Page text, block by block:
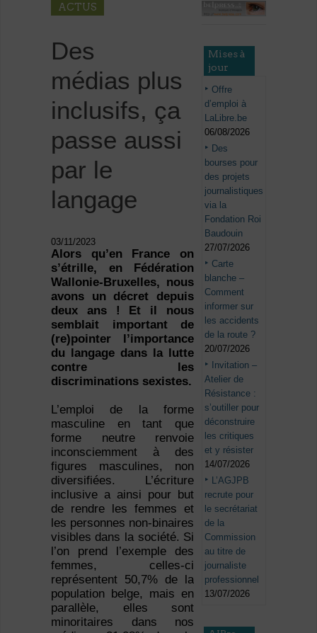
ACTUS
Des
médias plus
inclusifs, ça
passe aussi
par le
langage
03/11/2023
Alors qu’en France on
s’étrille, en Fédération
Wallonie-Bruxelles, nous
avons un décret depuis
deux ans ! Et il nous
semblait important de
(re)pointer l’importance
du langage dans la lutte
contre les
discriminations sexistes.
L’emploi de la forme
masculine en tant que
forme neutre renvoie
inconsciemment à des
figures masculines, non
diversifiées. L’écriture
inclusive a ainsi pour but
de rendre les femmes et
les personnes non-binaires
visibles dans la société. Si
l’on prend l’exemple des
femmes, celles-ci
représentent 50,7% de la
population belge, mais en
parallèle, elles sont
minoritaires dans nos
Mises à
jour
Offre
d’emploi à
LaLibre.be
06/08/2026
Des
bourses pour
des projets
journalistiques
via la
Fondation Roi
Baudouin
27/07/2026
Carte
blanche –
Comment
informer sur
les accidents
de la route ?
20/07/2026
Invitation –
Atelier de
Résistance :
s’outiller pour
déconstruire
les critiques
et y résister
14/07/2026
L’AGJPB
recrute pour
le secrétariat
de la
Commission
au titre de
journaliste
professionnel
13/07/2026